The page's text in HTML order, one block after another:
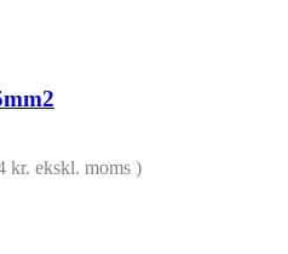
kr. ekskl. moms )